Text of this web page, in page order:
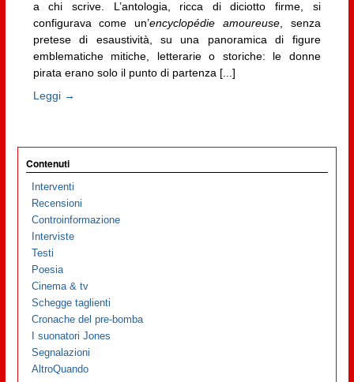
a chi scrive. L’antologia, ricca di diciotto firme, si
configurava come un’encyclopédie amoureuse, senza
pretese di esaustività, su una panoramica di figure
emblematiche mitiche, letterarie o storiche: le donne
pirata erano solo il punto di partenza [...]
Leggi →
Contenuti
Interventi
Recensioni
Controinformazione
Interviste
Testi
Poesia
Cinema & tv
Schegge taglienti
Cronache del pre-bomba
I suonatori Jones
Segnalazioni
AltroQuando